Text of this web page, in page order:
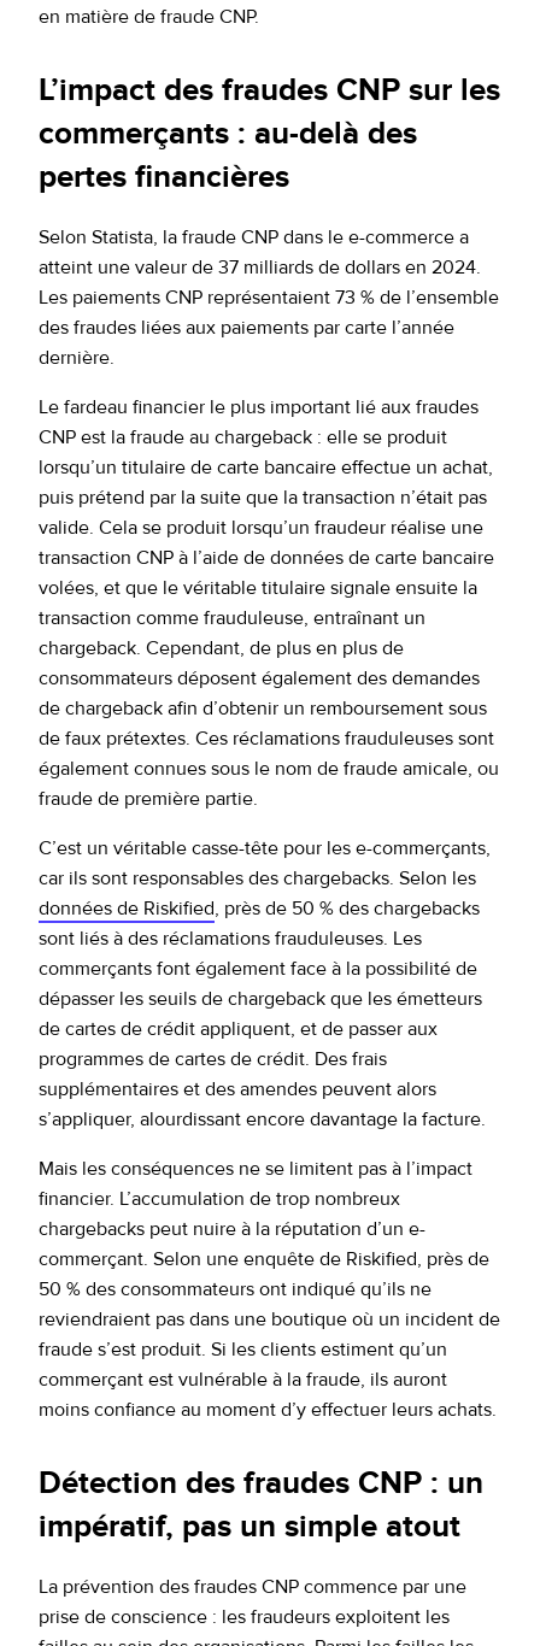
en matière de fraude CNP.
L’impact des fraudes CNP sur les
commerçants : au-delà des
pertes financières
Selon Statista, la fraude CNP dans le e-commerce a
atteint une valeur de 37 milliards de dollars en 2024.
Les paiements CNP représentaient 73 % de l’ensemble
des fraudes liées aux paiements par carte l’année
dernière.
Le fardeau financier le plus important lié aux fraudes
CNP est la fraude au chargeback : elle se produit
lorsqu’un titulaire de carte bancaire effectue un achat,
puis prétend par la suite que la transaction n’était pas
valide. Cela se produit lorsqu’un fraudeur réalise une
transaction CNP à l’aide de données de carte bancaire
volées, et que le véritable titulaire signale ensuite la
transaction comme frauduleuse, entraînant un
chargeback. Cependant, de plus en plus de
consommateurs déposent également des demandes
de chargeback afin d’obtenir un remboursement sous
de faux prétextes. Ces réclamations frauduleuses sont
également connues sous le nom de fraude amicale, ou
fraude de première partie.
C’est un véritable casse-tête pour les e-commerçants,
car ils sont responsables des chargebacks. Selon les
données de Riskified, près de 50 % des chargebacks
sont liés à des réclamations frauduleuses. Les
commerçants font également face à la possibilité de
dépasser les seuils de chargeback que les émetteurs
de cartes de crédit appliquent, et de passer aux
programmes de cartes de crédit. Des frais
supplémentaires et des amendes peuvent alors
s’appliquer, alourdissant encore davantage la facture.
Mais les conséquences ne se limitent pas à l’impact
financier. L’accumulation de trop nombreux
chargebacks peut nuire à la réputation d’un e-
commerçant. Selon une enquête de Riskified, près de
50 % des consommateurs ont indiqué qu’ils ne
reviendraient pas dans une boutique où un incident de
fraude s’est produit. Si les clients estiment qu’un
commerçant est vulnérable à la fraude, ils auront
moins confiance au moment d’y effectuer leurs achats.
Détection des fraudes CNP : un
impératif, pas un simple atout
La prévention des fraudes CNP commence par une
prise de conscience : les fraudeurs exploitent les